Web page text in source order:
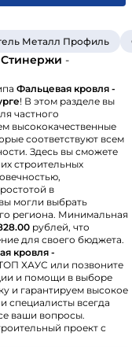
Металл Профиль
Стинержи -
Фальцевая кровля -
! В этом разделе вы
частного
высококачественные
соответствуют всем
Здесь вы сможете
строительных
в
могли выбрать
региона. Минимальная
рублей, что
для своего бюджета.
кровля -
ХАУС или позвоните
и помощи в выборе
и гарантируем высокое
специалисты всегда
ваши вопросы.
проект с